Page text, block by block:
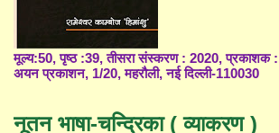
मूल्य:50, पृष्ठ :39, तीसरा संस्करण : 2020, प्रकाशक :
अयन प्रकाशन, 1/20, महरौली, नई दिल्ली-110030
नूतन भाषा-चन्द्रिका ( व्याकरण )